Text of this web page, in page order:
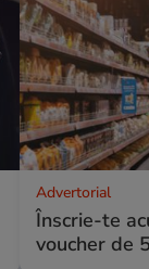
Advertorial
Înscrie-te
voucher de